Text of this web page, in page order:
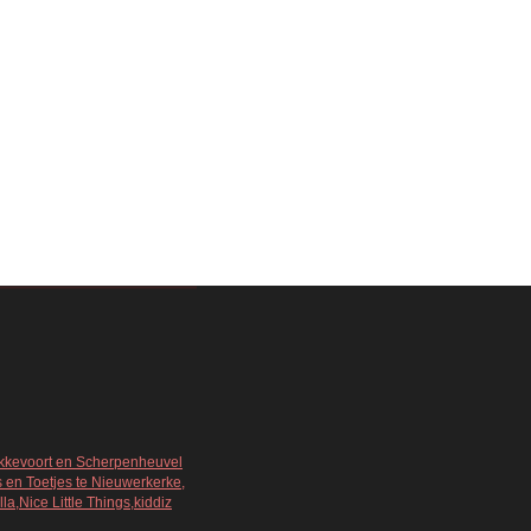
en Scherpenheuvel
Toetjes te Nieuwerkerke,
Little Things,kiddiz